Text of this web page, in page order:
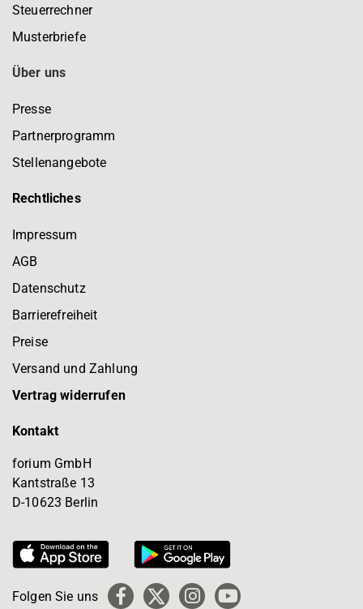
Steuerrechner
Musterbriefe
Über uns
Presse
Partnerprogramm
Stellenangebote
Rechtliches
Impressum
AGB
Datenschutz
Barrierefreiheit
Preise
Versand und Zahlung
Vertrag widerrufen
Kontakt
forium GmbH
Kantstraße 13
D-10623 Berlin
Folgen Sie uns Facebook
X Instagram